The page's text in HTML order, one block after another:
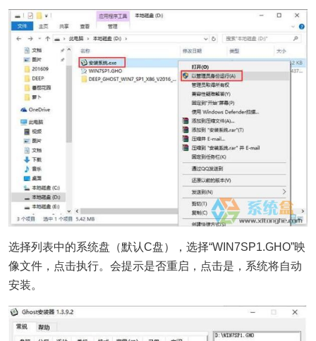
选择列表中的系统盘（默认C盘），选择“WIN7SP1.GHO”映
像文件，点击执行。会提示是否重启，点击是，系统将自动
安装。